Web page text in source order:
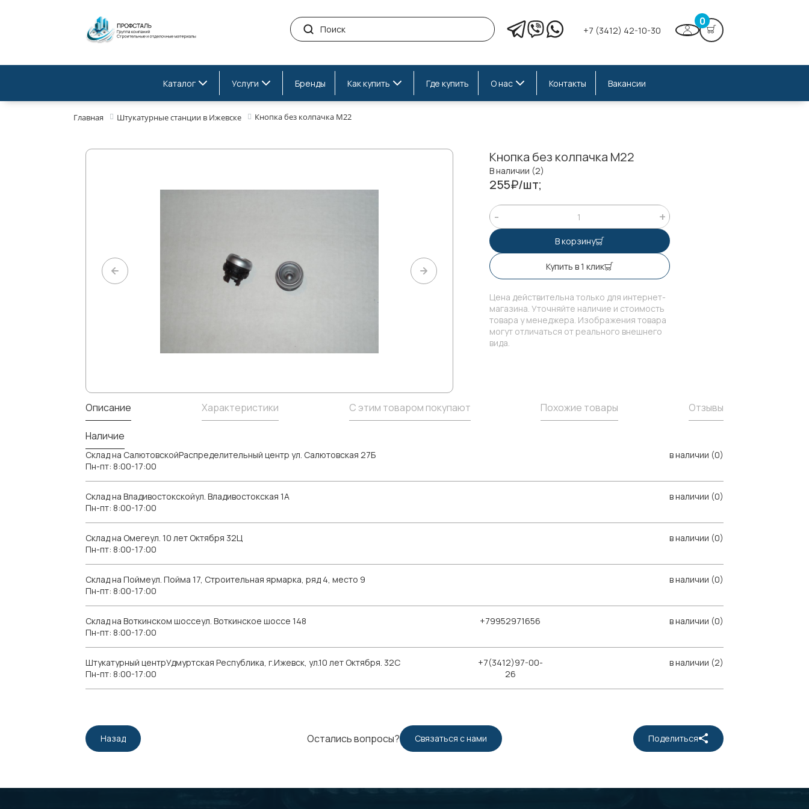
+7 (3412) 42-10-30
0
Каталог Услуги Бренды Как купить Где купить О нас Контакты Вакансии
Главная Штукатурные станции в Ижевске Кнопка без колпачка М22
Кнопка без колпачка М22
В наличии (2)
255₽/шт;
В корзину
Купить в 1 клик
Цена действительна только для интернет-
магазина. Уточняйте наличие и стоимость
товара у менеджера. Изображения товара
могут отличаться от реального внешнего
вида.
Описание Характеристики С этим товаром покупают Похожие товары Отзывы
Наличие
Склад на СалютовскойРаспределительный центр ул. Салютовская 27Б
Пн-пт: 8:00-17:00
в наличии (0)
Склад на Владивостокскойул. Владивостокская 1А
Пн-пт: 8:00-17:00
в наличии (0)
Склад на Омегеул. 10 лет Октября 32Ц
Пн-пт: 8:00-17:00
в наличии (0)
Склад на Поймеул. Пойма 17, Строительная ярмарка, ряд 4, место 9
Пн-пт: 8:00-17:00
в наличии (0)
Склад на Воткинском шоссеул. Воткинское шоссе 148
Пн-пт: 8:00-17:00
+79952971656 в наличии (0)
Штукатурный центрУдмуртская Республика, г.Ижевск, ул.10 лет Октября. 32С
Пн-пт: 8:00-17:00
+7(3412)97-00-
26
в наличии (2)
Остались вопросы? Связаться с нами
Назад Поделиться